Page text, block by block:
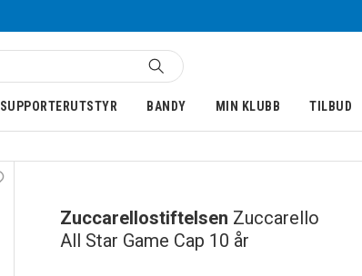
SUPPORTERUTSTYR BANDY MIN KLUBB TILBUD
Zuccarellostiftelsen Zuccarello
All Star Game Cap 10 år